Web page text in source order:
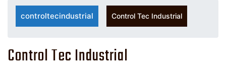
controltecindustrial Control Tec Industrial
Control Tec Industrial